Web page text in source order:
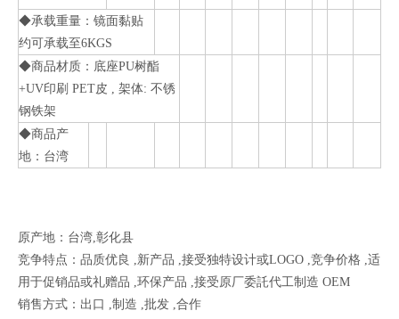
◆承载重量：镜面黏贴
约可承载至6KGS
◆商品材质：底座PU树酯
+UV印刷 PET皮 , 架体: 不锈
钢铁架
◆商品产
地：台湾
原产地：台湾,彰化县
竞争特点：品质优良 ,新产品 ,接受独特设计或LOGO ,竞争价格 ,适
用于促销品或礼赠品 ,环保产品 ,接受原厂委託代工制造 OEM
销售方式：出口 ,制造 ,批发 ,合作